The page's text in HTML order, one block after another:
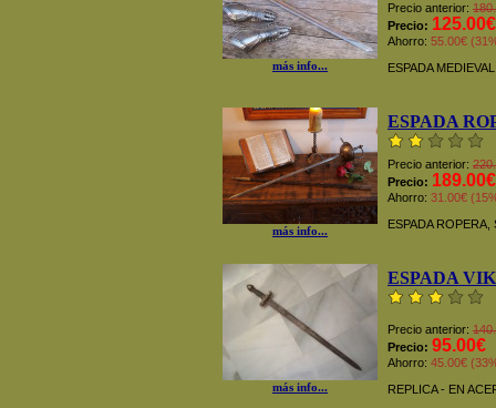
más info...
Precio anterior:
Precio: 125.00€
Ahorro: 55.00€
ESPADA
más info...
ESPADA
Precio anterior:
Precio: 189.00€
Ahorro: 31.00€
ESPADA
más info...
ESPADA
Precio anterior:
Precio: 95.00€
Ahorro: 45.00€
REPLICA - EN